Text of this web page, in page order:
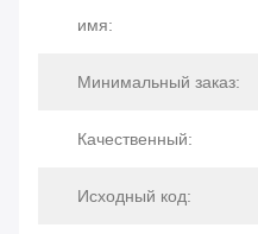
имя:
Минимальный заказ:
Качественный:
Исходный код: